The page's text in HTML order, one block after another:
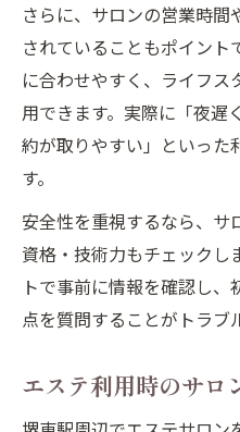
堺東駅でリラックス
堺東駅でリラッ
エステサロンの
堺東駅エステの
男性OKの堺東駅
さらに、サロンの営業時
されていることもポイント
に合わせやすく、ライフ
用できます。実際に「夜遅
約が取りやすい」といった
す。
安全性を重視するなら、サ
資格・技術力もチェックし
トで事前に情報を確認し
点を質問することがトラブ
エステ利用時のサロ